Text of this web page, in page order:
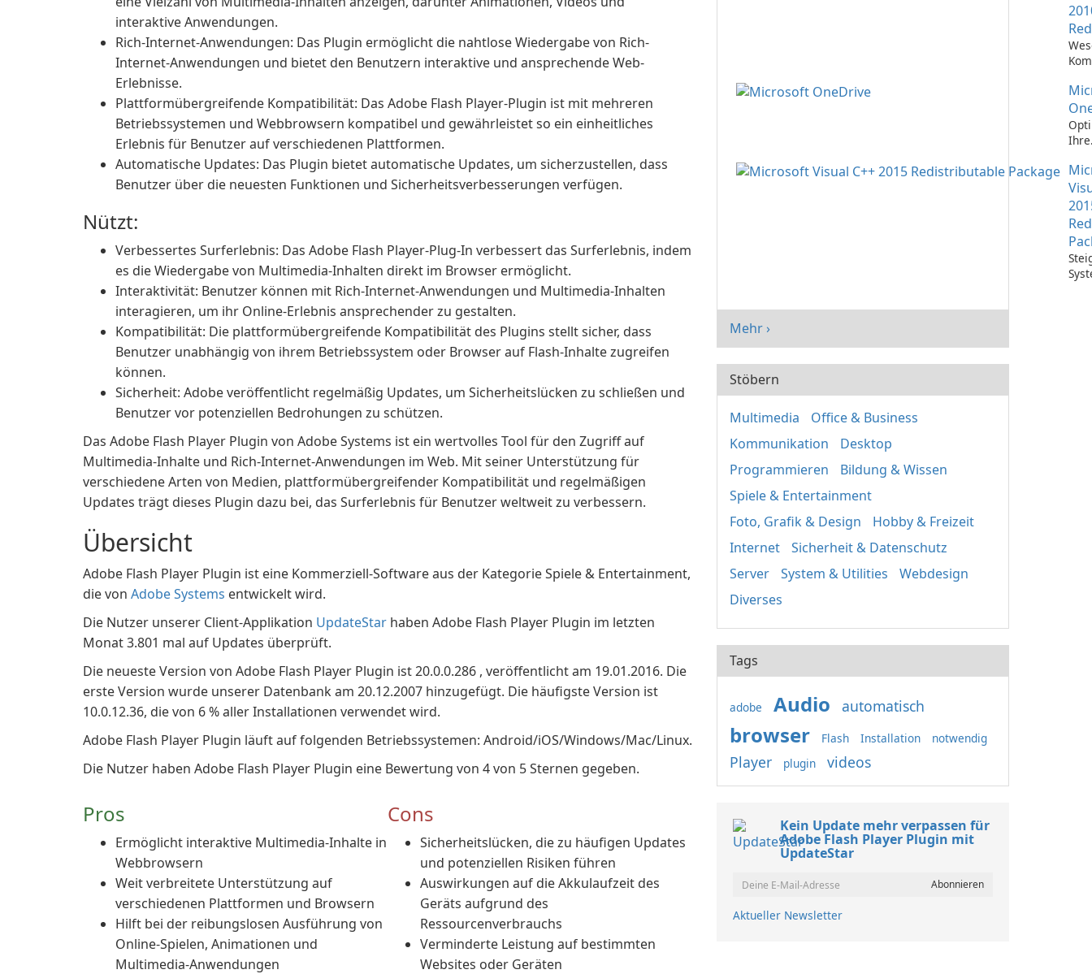
interaktive Anwendungen.
Rich-Internet-Anwendungen: Das Plugin ermöglicht die nahtlose Wiedergabe von Rich-
Internet-Anwendungen und bietet den Benutzern interaktive und ansprechende Web-
Erlebnisse.
Plattformübergreifende Kompatibilität: Das Adobe Flash Player-Plugin ist mit mehreren
Betriebssystemen und Webbrowsern kompatibel und gewährleistet so ein einheitliches
Erlebnis für Benutzer auf verschiedenen Plattformen.
Automatische Updates: Das Plugin bietet automatische Updates, um sicherzustellen, dass
Benutzer über die neuesten Funktionen und Sicherheitsverbesserungen verfügen.
Nützt:
Verbessertes Surferlebnis: Das Adobe Flash Player-Plug-In verbessert das Surferlebnis, indem
es die Wiedergabe von Multimedia-Inhalten direkt im Browser ermöglicht.
Interaktivität: Benutzer können mit Rich-Internet-Anwendungen und Multimedia-Inhalten
interagieren, um ihr Online-Erlebnis ansprechender zu gestalten.
Kompatibilität: Die plattformübergreifende Kompatibilität des Plugins stellt sicher, dass
Benutzer unabhängig von ihrem Betriebssystem oder Browser auf Flash-Inhalte zugreifen
können.
Sicherheit: Adobe veröffentlicht regelmäßig Updates, um Sicherheitslücken zu schließen und
Benutzer vor potenziellen Bedrohungen zu schützen.
Das Adobe Flash Player Plugin von Adobe Systems ist ein wertvolles Tool für den Zugriff auf
Multimedia-Inhalte und Rich-Internet-Anwendungen im Web. Mit seiner Unterstützung für
verschiedene Arten von Medien, plattformübergreifender Kompatibilität und regelmäßigen
Updates trägt dieses Plugin dazu bei, das Surferlebnis für Benutzer weltweit zu verbessern.
Übersicht
Adobe Flash Player Plugin ist eine Kommerziell-Software aus der Kategorie Spiele & Entertainment,
die von Adobe Systems entwickelt wird.
Die Nutzer unserer Client-Applikation UpdateStar haben Adobe Flash Player Plugin im letzten
Monat 3.801 mal auf Updates überprüft.
Die neueste Version von Adobe Flash Player Plugin ist 20.0.0.286 , veröffentlicht am 19.01.2016. Die
erste Version wurde unserer Datenbank am 20.12.2007 hinzugefügt. Die häufigste Version ist
10.0.12.36, die von 6 % aller Installationen verwendet wird.
Adobe Flash Player Plugin läuft auf folgenden Betriebssystemen: Android/iOS/Windows/Mac/Linux.
Die Nutzer haben Adobe Flash Player Plugin eine Bewertung von 4 von 5 Sternen gegeben.
Pros
Ermöglicht interaktive Multimedia-Inhalte in
Webbrowsern
Weit verbreitete Unterstützung auf
verschiedenen Plattformen und Browsern
Hilft bei der reibungslosen Ausführung von
Online-Spielen, Animationen und
Multimedia-Anwendungen
Cons
Sicherheitslücken, die zu häufigen Updates
und potenziellen Risiken führen
Auswirkungen auf die Akkulaufzeit des
Geräts aufgrund des
Ressourcenverbrauchs
Verminderte Leistung auf bestimmten
Websites oder Geräten
Ihre
mit
Mehr ›
Stöbern
Multimedia
Office & Business
Kommunikation
Desktop
Programmieren
Bildung & Wissen
Spiele & Entertainment
Foto, Grafik & Design
Hobby & Freizeit
Internet
Sicherheit & Datenschutz
Server
System & Utilities
Webdesign
Diverses
Tags
adobe Audio automatisch
browser Flash Installation notwendig
Player plugin videos
Kein Update mehr verpassen für
Adobe Flash Player Plugin mit
UpdateStar
Aktueller Newsletter